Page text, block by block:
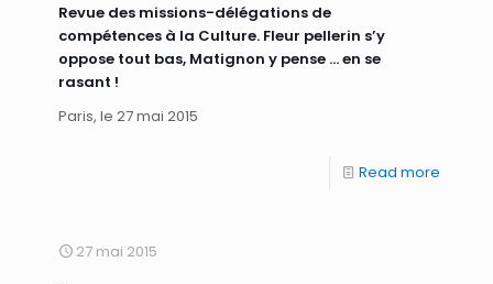
Revue des missions-délégations de
compétences à la Culture. Fleur pellerin s’y
oppose tout bas, Matignon y pense … en se
rasant !
Paris, le 27 mai 2015
Read more
27 mai 2015